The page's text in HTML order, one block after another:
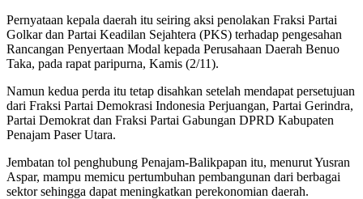
Pernyataan kepala daerah itu seiring aksi penolakan Fraksi Partai
Golkar dan Partai Keadilan Sejahtera (PKS) terhadap pengesahan
Rancangan Penyertaan Modal kepada Perusahaan Daerah Benuo
Taka, pada rapat paripurna, Kamis (2/11).
Namun kedua perda itu tetap disahkan setelah mendapat persetujuan
dari Fraksi Partai Demokrasi Indonesia Perjuangan, Partai Gerindra,
Partai Demokrat dan Fraksi Partai Gabungan DPRD Kabupaten
Penajam Paser Utara.
Jembatan tol penghubung Penajam-Balikpapan itu, menurut Yusran
Aspar, mampu memicu pertumbuhan pembangunan dari berbagai
sektor sehingga dapat meningkatkan perekonomian daerah.